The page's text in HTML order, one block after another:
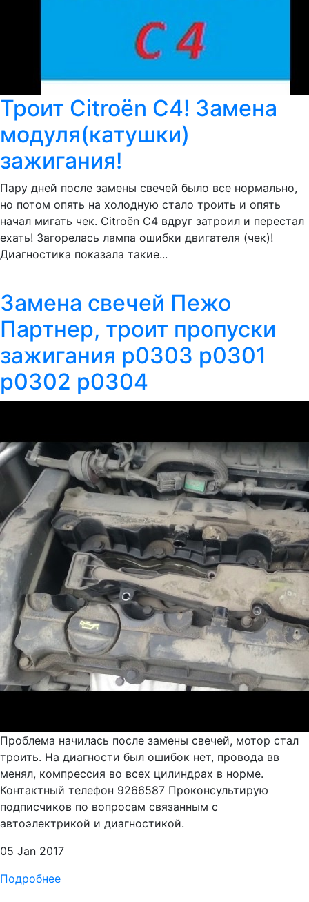
Троит Citroёn C4! Замена
модуля(катушки)
зажигания!
Пару дней после замены свечей было все нормально,
но потом опять на холодную стало троить и опять
начал мигать чек. Citroёn C4 вдруг затроил и перестал
ехать! Загорелась лампа ошибки двигателя (чек)!
Диагностика показала такие...
Замена свечей Пежо
Партнер, троит пропуски
зажигания p0303 p0301
p0302 p0304
Проблема начилась после замены свечей, мотор стал
троить. На диагности был ошибок нет, провода вв
менял, компрессия во всех цилиндрах в норме.
Контактный телефон 9266587 Проконсультирую
подписчиков по вопросам связанным с
автоэлектрикой и диагностикой.
05 Jan 2017
Подробнее